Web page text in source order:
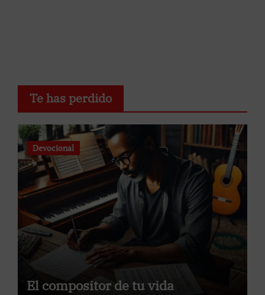
Te has perdido
Devocional
El compositor de tu vida